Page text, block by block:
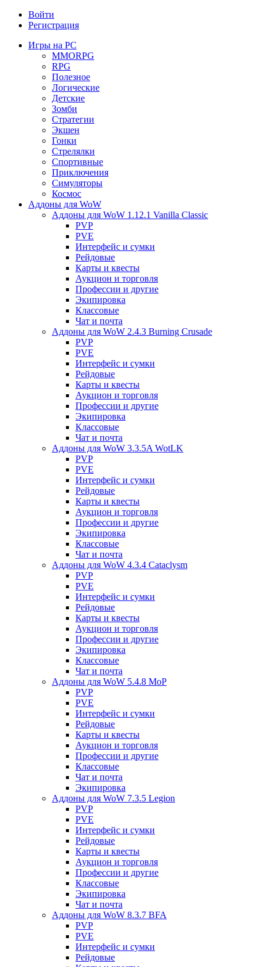
Войти
Регистрация
Игры на PC
MMORPG
RPG
Полезное
Логические
Детские
Зомби
Стратегии
Экшен
Гонки
Стрелялки
Спортивные
Приключения
Симуляторы
Космос
Аддоны для WoW
Аддоны для WoW 1.12.1 Vanilla Classic
PVP
PVE
Интерфейс и сумки
Рейдовые
Карты и квесты
Аукцион и торговля
Профессии и другие
Экипировка
Классовые
Чат и почта
Аддоны для WoW 2.4.3 Burning Crusade
PVP
PVE
Интерфейс и сумки
Рейдовые
Карты и квесты
Аукцион и торговля
Профессии и другие
Экипировка
Классовые
Чат и почта
Аддоны для WoW 3.3.5A WotLK
PVP
PVE
Интерфейс и сумки
Рейдовые
Карты и квесты
Аукцион и торговля
Профессии и другие
Экипировка
Классовые
Чат и почта
Аддоны для WoW 4.3.4 Cataclysm
PVP
PVE
Интерфейс и сумки
Рейдовые
Карты и квесты
Аукцион и торговля
Профессии и другие
Экипировка
Классовые
Чат и почта
Аддоны для WoW 5.4.8 MoP
PVP
PVE
Интерфейс и сумки
Рейдовые
Карты и квесты
Аукцион и торговля
Профессии и другие
Классовые
Чат и почта
Экипировка
Аддоны для WoW 7.3.5 Legion
PVP
PVE
Интерфейс и сумки
Рейдовые
Карты и квесты
Аукцион и торговля
Профессии и другие
Классовые
Экипировка
Чат и почта
Аддоны для WoW 8.3.7 BFA
PVP
PVE
Интерфейс и сумки
Рейдовые